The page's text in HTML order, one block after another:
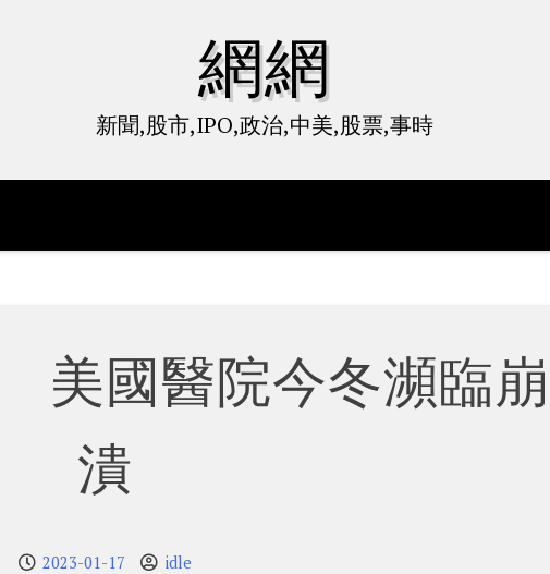
網網
新聞,股市,IPO,政治,中美,股票,事時
美國醫院今冬瀕臨崩
潰
2023-01-17 idle